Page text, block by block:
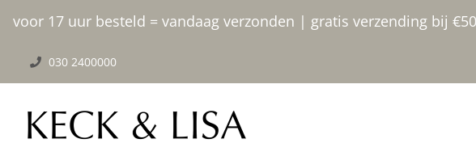
voor 17 uur besteld = vandaag verzonden | gratis verzending bij
Ga naar inhoud
030 2400000